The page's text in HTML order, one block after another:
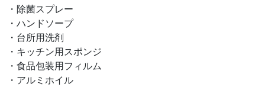
・除菌スプレー
・ハンドソープ
・台所用洗剤
・キッチン用スポンジ
・食品包装用フィルム
・アルミホイル